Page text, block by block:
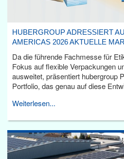
HUBERGROUP ADRESSIERT
AMERICAS 2026 AKTUELLE
Da die führende Fachmesse für
Fokus auf flexible Verpackungen
ausweitet, präsentiert hubergroup
Portfolio, das genau auf diese
Weiterlesen...